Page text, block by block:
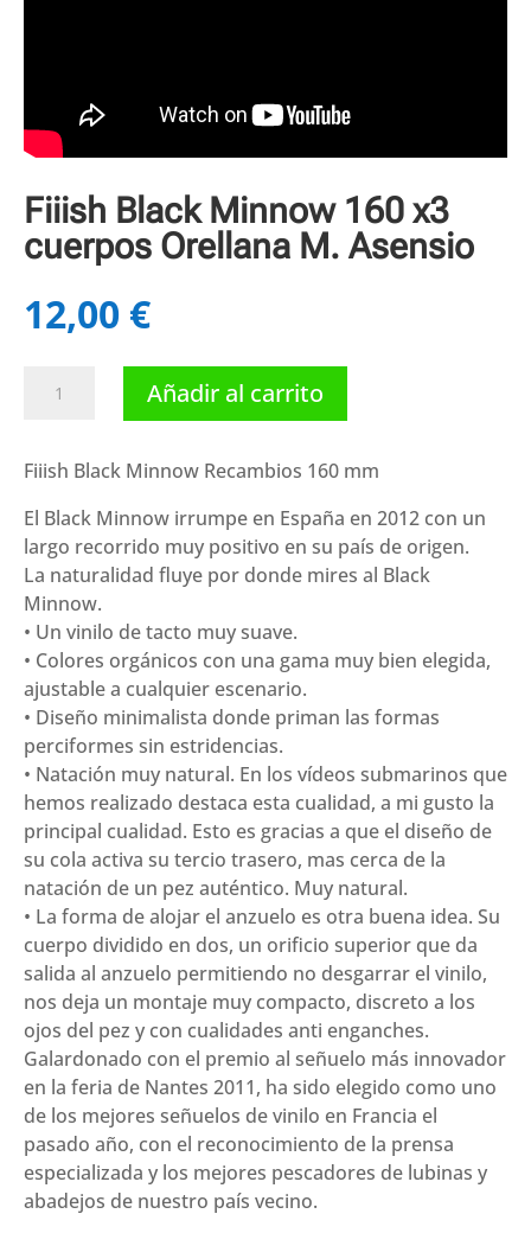
Fiiish Black Minnow 160 x3
cuerpos Orellana M. Asensio
12,00 €
Black
160
cuerpos
Orellana
M.
Asensio
cantidad
Añadir al carrito
Fiiish Black Minnow Recambios 160 mm
El Black Minnow irrumpe en España en 2012 con un
largo recorrido muy positivo en su país de origen.
La naturalidad fluye por donde mires al Black
Minnow.
• Un vinilo de tacto muy suave.
• Colores orgánicos con una gama muy bien elegida,
ajustable a cualquier escenario.
• Diseño minimalista donde priman las formas
perciformes sin estridencias.
• Natación muy natural. En los vídeos submarinos que
hemos realizado destaca esta cualidad, a mi gusto la
principal cualidad. Esto es gracias a que el diseño de
su cola activa su tercio trasero, mas cerca de la
natación de un pez auténtico. Muy natural.
• La forma de alojar el anzuelo es otra buena idea. Su
cuerpo dividido en dos, un orificio superior que da
salida al anzuelo permitiendo no desgarrar el vinilo,
nos deja un montaje muy compacto, discreto a los
ojos del pez y con cualidades anti enganches.
Galardonado con el premio al señuelo más innovador
en la feria de Nantes 2011, ha sido elegido como uno
de los mejores señuelos de vinilo en Francia el
pasado año, con el reconocimiento de la prensa
especializada y los mejores pescadores de lubinas y
abadejos de nuestro país vecino.